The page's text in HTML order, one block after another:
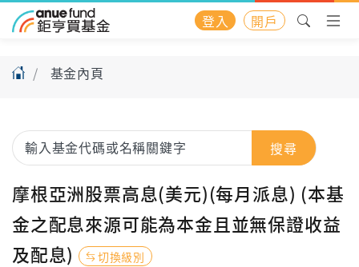
登入 開戶
基金內頁
搜尋
摩根亞洲股票高息(美元)(每月派息) (本基
金之配息來源可能為本金且並無保證收益
及配息)
切換級別